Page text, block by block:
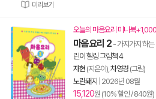
미리보기
오늘의 마음요리 미니북
마음요리 2 - 가지가지 하는
린이 힐링 그림책 4
자현 (지은이), 차영경 (그림)
노란돼지
2026년 08월
15,120원 (10% 할인 / 840원)